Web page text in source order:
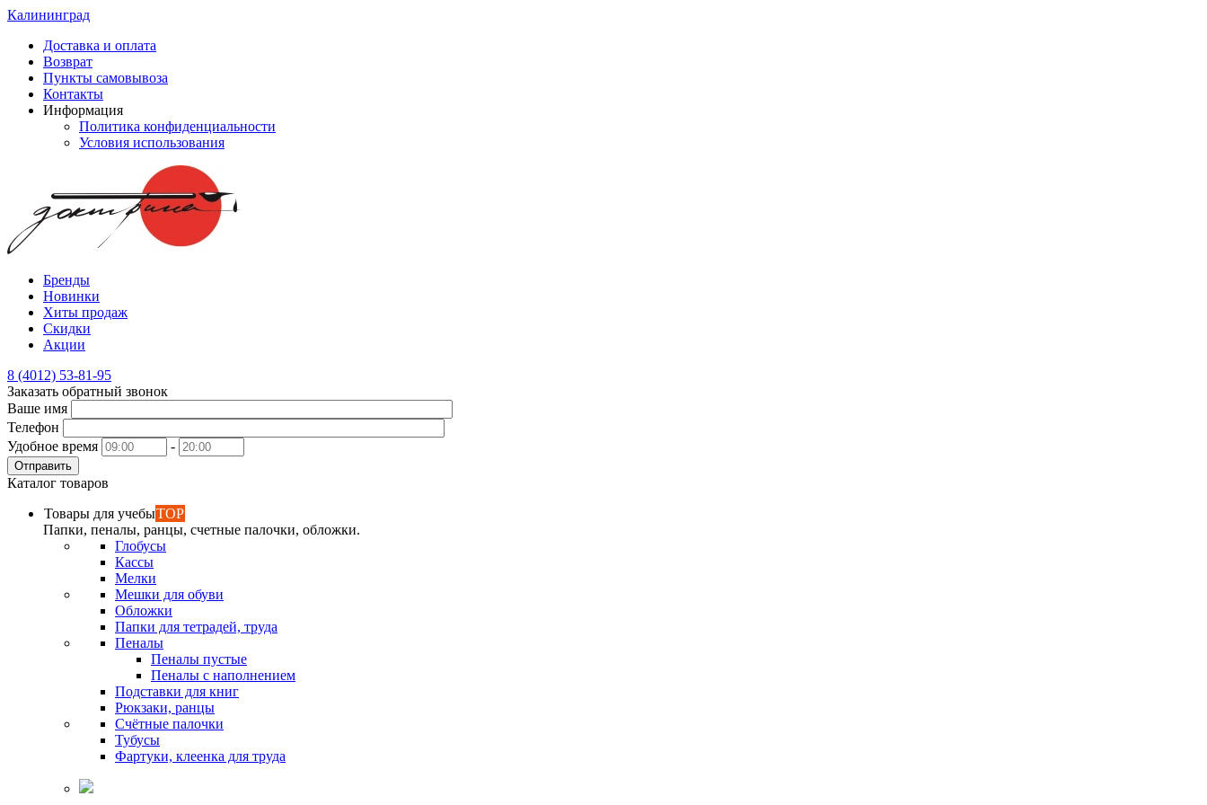
Калининград
Доставка и оплата
Возврат
Пункты самовывоза
Контакты
Информация
Политика конфиденциальности
Условия использования
Бренды
Новинки
Хиты продаж
Скидки
Акции
8 (4012) 53-81-95
Заказать обратный звонок
Ваше имя
Телефон
Удобное время
-
Отправить
Каталог товаров
Товары для учебыTOP
Папки, пеналы, ранцы, счетные палочки, обложки.
Глобусы
Кассы
Мелки
Мешки для обуви
Обложки
Папки для тетрадей, труда
Пеналы
Пеналы пустые
Пеналы с наполнением
Подставки для книг
Рюкзаки, ранцы
Счётные палочки
Тубусы
Фартуки, клеенка для труда